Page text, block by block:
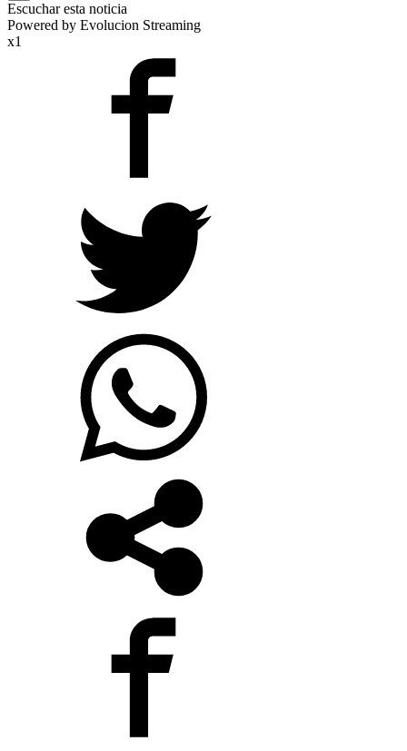
Escuchar esta noticia
Powered by Evolucion Streaming
x1